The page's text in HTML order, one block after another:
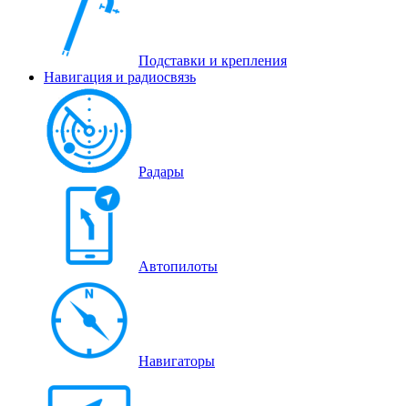
Подставки и крепления
Навигация и радиосвязь
Радары
Автопилоты
Навигаторы